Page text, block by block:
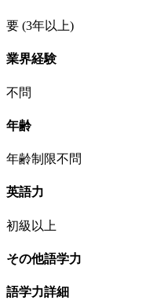
要 (3年以上)
業界経験
不問
年齢
年齢制限不問
英語力
初級以上
その他語学力
語学力詳細